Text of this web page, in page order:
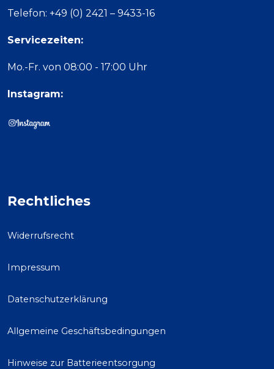
Telefon: +49 (0) 2421 – 9433-16
Servicezeiten:
Mo.-Fr. von 08:00 - 17:00 Uhr
Instagram:
Rechtliches
Widerrufsrecht
Impressum
Datenschutzerklärung
Allgemeine Geschäftsbedingungen
Hinweise zur Batterieentsorgung